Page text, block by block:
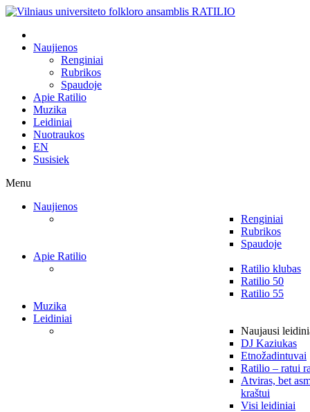
Naujienos
Renginiai
Rubrikos
Spaudoje
Apie Ratilio
Muzika
Leidiniai
Nuotraukos
EN
Susisiek
Menu
Naujienos
Renginiai
Rubrikos
Spaudoje
Apie Ratilio
Ratilio klubas
Ratilio 50
Ratilio 55
Muzika
Leidiniai
Naujausi
DJ Kaziukas
Etnožadintuvai
Ratilio – ratui
Atviras, bet
kraštui
Visi leidiniai